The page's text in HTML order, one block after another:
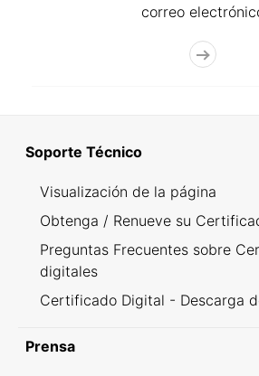
correo
Soporte Técnico
Visualización de la página
Obtenga / Renueve su
Preguntas Frecuentes sobre
digitales
Certificado Digital - Descarga
Prensa